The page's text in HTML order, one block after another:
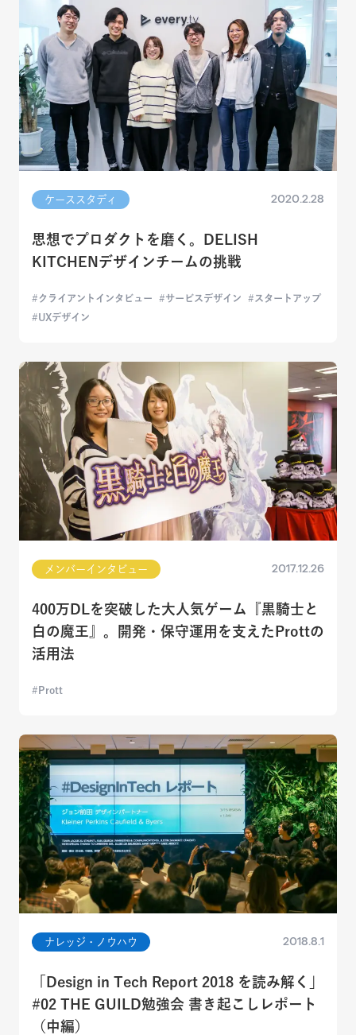
ケーススタディ 2020.2.28
思想でプロダクトを磨く。DELISH
KITCHENデザインチームの挑戦
クライアントインタビュー サービスデザイン
スタートアップ
UXデザイン
メンバーインタビュー 2017.12.26
400万DLを突破した大人気ゲーム『黒騎士と
白の魔王』。開発・保守運用を支えたProttの
活用法
Prott
ナレッジ・ノウハウ 2018.8.1
「Design in Tech Report 2018 を読み解く」
#02 THE GUILD勉強会 書き起こしレポート
（中編）